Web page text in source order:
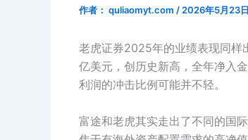
作者： quliaomyt.com / 2026年5月23日
老虎证券2025年的业绩表现同样
亿美元，创历史新高，全年净入
利润的冲击比例可能并不轻。
富途和老虎其实走出了不同的国